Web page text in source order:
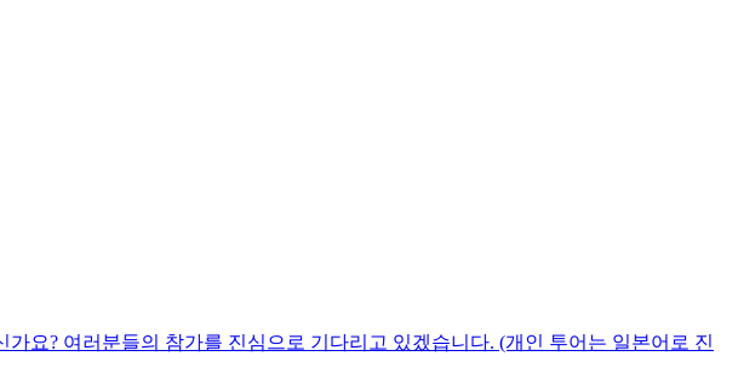
요? 여러분들의 참가를 진심으로 기다리고 있겠습니다. (개인 투어는 일본어로 진